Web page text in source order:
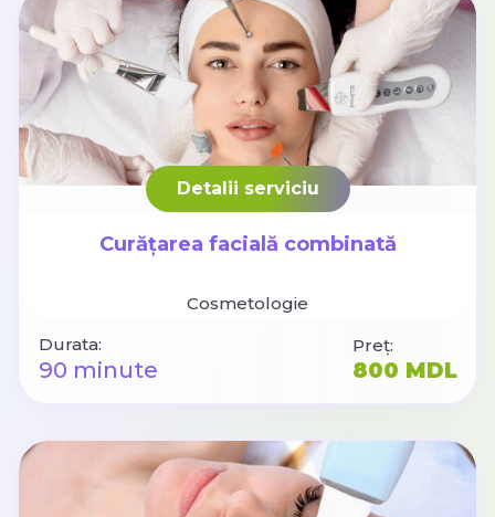
Detalii serviciu
Curățarea facială combinată
Cosmetologie
Durata:
90 minute
Preț:
800 MDL